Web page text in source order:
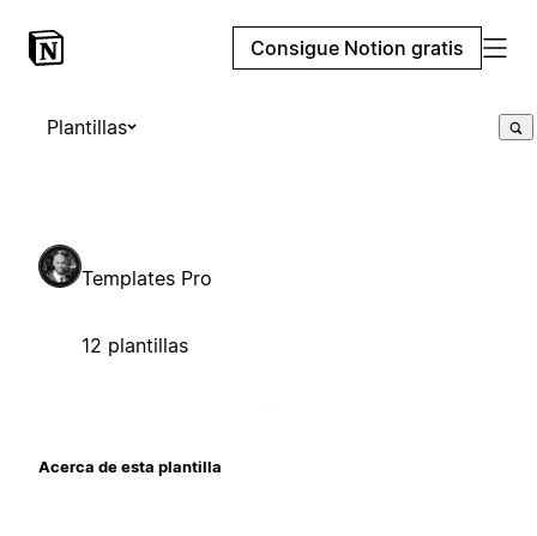
Consigue Notion gratis
Plantillas
Templates Pro
12 plantillas
Acerca de esta plantilla